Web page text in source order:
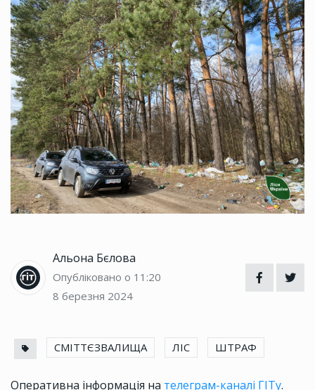
Альона Бєлова
Опубліковано о 11:20
8 березня 2024
СМІТТЄЗВАЛИЩА ЛІС ШТРАФ
Оперативна інформація на телеграм-каналі ГІТу.